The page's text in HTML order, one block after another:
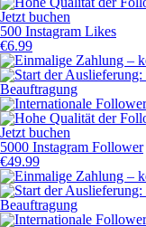
Jetzt buchen
500 Instagram Likes
€6.99
Beauftragung
Jetzt buchen
5000 Instagram Follower
€49.99
Beauftragung